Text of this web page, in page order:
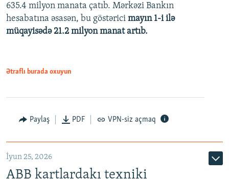
Auto 240p 360p 480p
720p 1080p
720p
635.4 milyon manata çatıb. Mərkəzi Bankın
hesabatına əsasən, bu göstərici mayın 1-i ilə
müqayisədə 21.2 milyon manat artıb.
Ətraflı burada oxuyun
Paylaş PDF VPN-siz açmaq
İyun 25, 2026
ABB kartlardakı texniki